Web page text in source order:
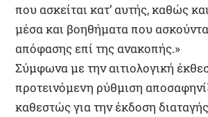
που ασκείται κατ’ αυτής, καθώς
μέσα και βοηθήματα που
απόφασης επί της ανακοπής.»
Σύμφωνα με την αιτιολογική
προτεινόμενη ρύθμιση
καθεστώς για την έκδοση